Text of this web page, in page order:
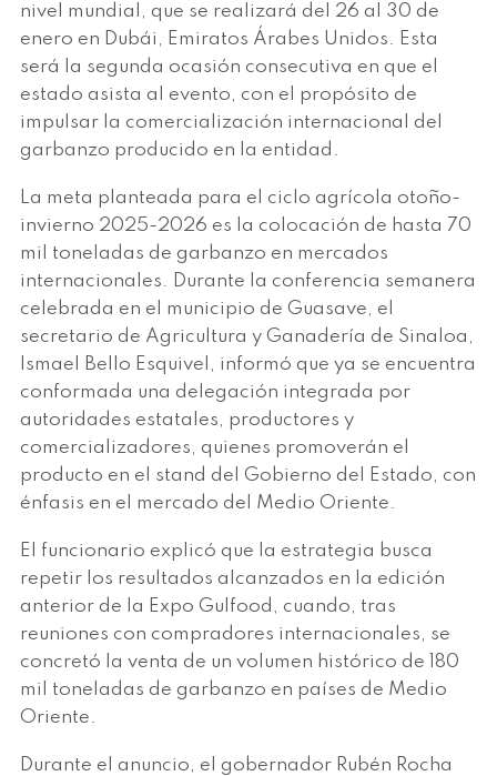
nivel mundial, que se realizará del 26 al 30 de
enero en Dubái, Emiratos Árabes Unidos. Esta
será la segunda ocasión consecutiva en que el
estado asista al evento, con el propósito de
impulsar la comercialización internacional del
garbanzo producido en la entidad.
La meta planteada para el ciclo agrícola otoño-
invierno 2025-2026 es la colocación de hasta 70
mil toneladas de garbanzo en mercados
internacionales. Durante la conferencia semanera
celebrada en el municipio de Guasave, el
secretario de Agricultura y Ganadería de Sinaloa,
Ismael Bello Esquivel, informó que ya se encuentra
conformada una delegación integrada por
autoridades estatales, productores y
comercializadores, quienes promoverán el
producto en el stand del Gobierno del Estado, con
énfasis en el mercado del Medio Oriente.
El funcionario explicó que la estrategia busca
repetir los resultados alcanzados en la edición
anterior de la Expo Gulfood, cuando, tras
reuniones con compradores internacionales, se
concretó la venta de un volumen histórico de 180
mil toneladas de garbanzo en países de Medio
Oriente.
Durante el anuncio, el gobernador Rubén Rocha